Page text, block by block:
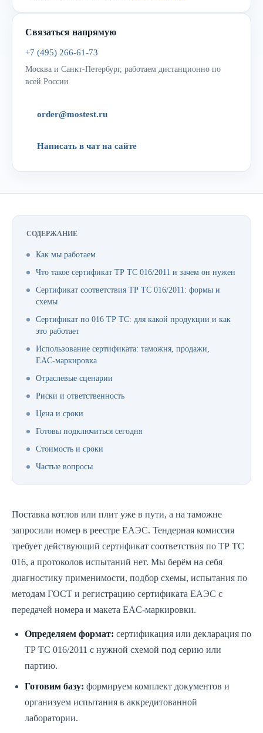
Связаться напрямую
+7 (495) 266-61-73
Москва и Санкт-Петербург, работаем дистанционно по
всей России
order@mostest.ru
Написать в чат на сайте
СОДЕРЖАНИЕ
Как мы работаем
Что такое сертификат ТР ТС 016/2011 и зачем он нужен
Сертификат соответствия ТР ТС 016/2011: формы и
схемы
Сертификат по 016 ТР ТС: для какой продукции и как
это работает
Использование сертификата: таможня, продажи,
EAC‑маркировка
Отраслевые сценарии
Риски и ответственность
Цена и сроки
Готовы подключиться сегодня
Стоимость и сроки
Частые вопросы
Поставка котлов или плит уже в пути, а на таможне
запросили номер в реестре ЕАЭС. Тендерная комиссия
требует действующий сертификат соответствия по ТР ТС
016, а протоколов испытаний нет. Мы берём на себя
диагностику применимости, подбор схемы, испытания по
методам ГОСТ и регистрацию сертификата ЕАЭС с
передачей номера и макета EAC‑маркировки.
Определяем формат: сертификация или декларация по
ТР ТС 016/2011 с нужной схемой под серию или
партию.
Готовим базу: формируем комплект документов и
организуем испытания в аккредитованной
лаборатории.